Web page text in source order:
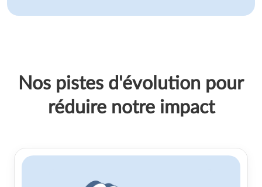
Nos pistes d'évolution pour
réduire notre impact